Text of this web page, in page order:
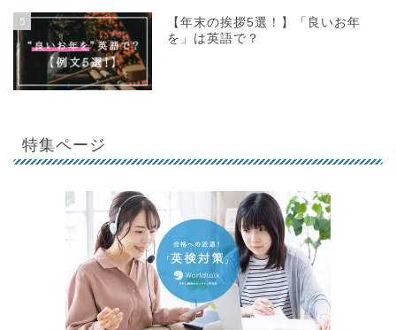
5
【年末の挨拶5選！】「良いお年
を」は英語で？
特集ページ